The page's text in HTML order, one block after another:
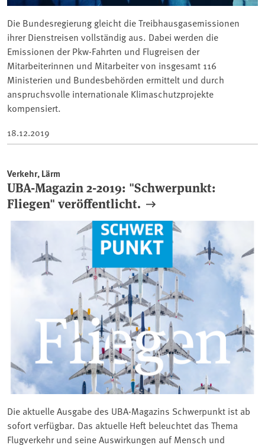
Die Bundesregierung gleicht die Treibhausgasemissionen
ihrer Dienstreisen vollständig aus. Dabei werden die
Emissionen der Pkw-Fahrten und Flugreisen der
Mitarbeiterinnen und Mitarbeiter von insgesamt 116
Ministerien und Bundesbehörden ermittelt und durch
anspruchsvolle internationale Klimaschutzprojekte
kompensiert.
18.12.2019
Verkehr, Lärm
UBA-Magazin 2-2019: "Schwerpunkt:
Fliegen" veröffentlicht.
Die aktuelle Ausgabe des UBA-Magazins Schwerpunkt ist ab
sofort verfügbar. Das aktuelle Heft beleuchtet das Thema
Flugverkehr und seine Auswirkungen auf Mensch und